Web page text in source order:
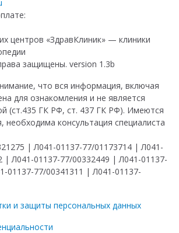
защищены. version 1.3b
что вся информация, включая
для ознакомления и не является
(ст.435 ГК РФ, ст. 437 ГК РФ). Имеются
необходима консультация специалиста
| Л041-01137-77/01173714 | Л041-
| Л041-01137-77/00332449 | Л041-01137-
01137-77/00341311 | Л041-01137-
и защиты персональных данных